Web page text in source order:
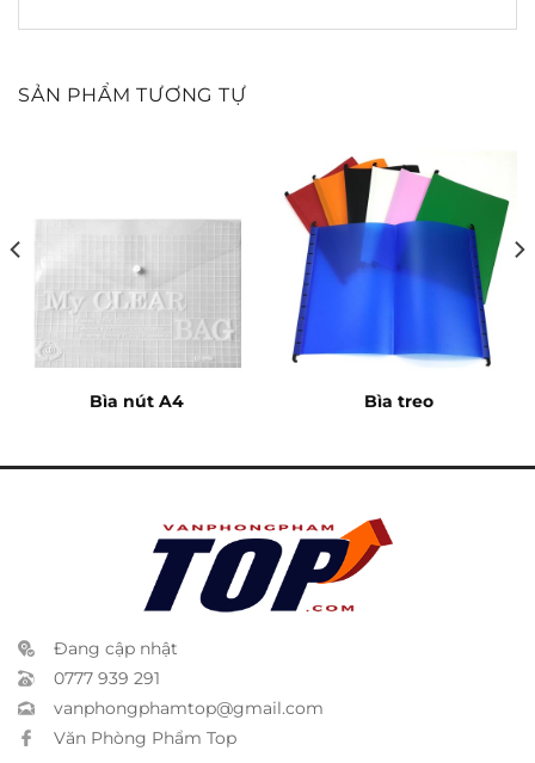
SẢN PHẨM TƯƠNG TỰ
Bìa nút A4 Bìa treo
Đang cập nhật
0777 939 291
vanphongphamtop@gmail.com
Văn Phòng Phẩm Top